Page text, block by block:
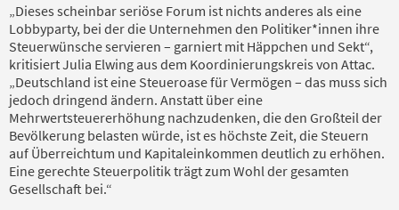
„Dieses scheinbar seriöse Forum ist nichts anderes als eine
Lobbyparty, bei der die Unternehmen den Politiker*innen ihre
Steuerwünsche servieren – garniert mit Häppchen und Sekt“,
kritisiert Julia Elwing aus dem Koordinierungskreis von Attac.
„Deutschland ist eine Steueroase für Vermögen – das muss sich
jedoch dringend ändern. Anstatt über eine
Mehrwertsteuererhöhung nachzudenken, die den Großteil der
Bevölkerung belasten würde, ist es höchste Zeit, die Steuern
auf Überreichtum und Kapitaleinkommen deutlich zu erhöhen.
Eine gerechte Steuerpolitik trägt zum Wohl der gesamten
Gesellschaft bei.“